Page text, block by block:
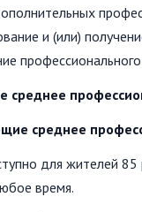
и (или)
среднее
среднее
для жителей
время.